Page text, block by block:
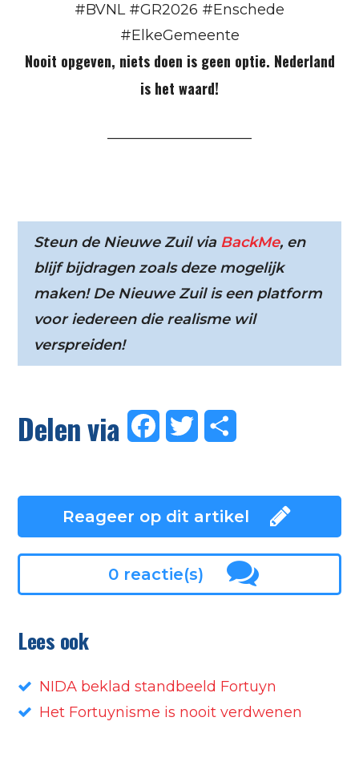
#BVNL #GR2026 #Enschede
#ElkeGemeente
Nooit opgeven, niets doen is geen optie. Nederland
is het waard!
——————————
Steun de Nieuwe Zuil via BackMe, en
blijf bijdragen zoals deze mogelijk
maken! De Nieuwe Zuil is een platform
voor iedereen die realisme wil
verspreiden!
Delen via FacebookTwitter
Reageer op dit artikel
0 reactie(s)
Lees ook
NIDA beklad standbeeld Fortuyn
Het Fortuynisme is nooit verdwenen